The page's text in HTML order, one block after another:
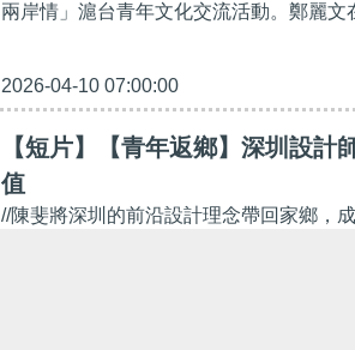
兩岸情」滬台青年文化交流活動。鄭麗文
2026-04-10 07:00:00
【短片】【青年返鄉】深圳設
值
//陳斐將深圳的前沿設計理念帶回家鄉，